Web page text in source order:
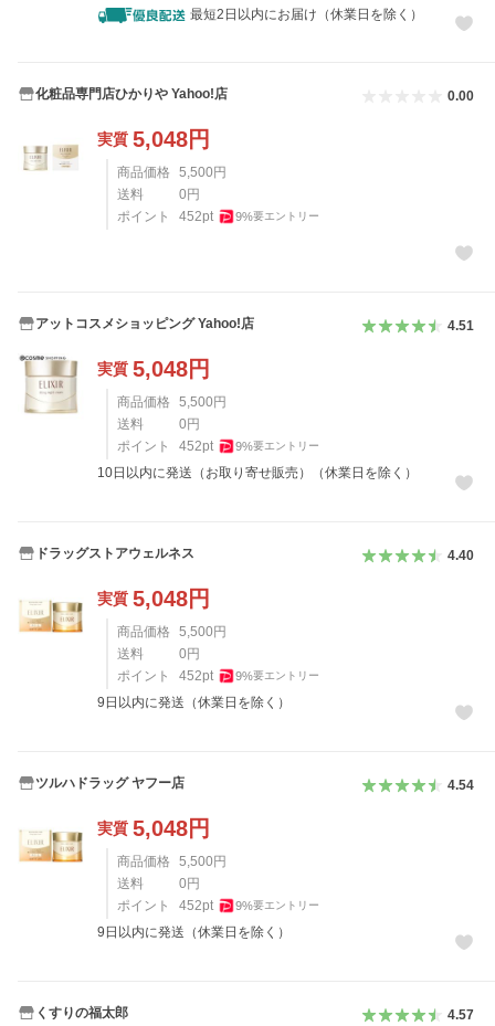
最短2日以内にお届け（休業日を除く）
化粧品専門店ひかりや Yahoo!店 0.00
実質 5,048円
商品価格 5,500 円
送料
0 円
ポイント
452pt 9%要エントリー
アットコスメショッピング Yahoo!店 4.51
実質 5,048円
商品価格 5,500 円
送料
0 円
ポイント
452pt 9%要エントリー
10日以内に発送（お取り寄せ販売）（休業日を除く）
ドラッグストアウェルネス 4.40
実質 5,048円
商品価格 5,500 円
送料
0 円
ポイント
452pt 9%要エントリー
9日以内に発送（休業日を除く）
ツルハドラッグ ヤフー店 4.54
実質 5,048円
商品価格 5,500 円
送料
0 円
ポイント
452pt 9%要エントリー
9日以内に発送（休業日を除く）
くすりの福太郎 4.57